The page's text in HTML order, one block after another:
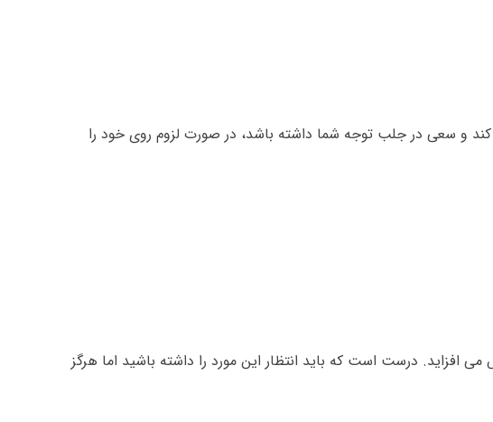
و سعی در جلب توجه شما داشته باشد، در صورت لزوم روی خود را
افزاید. درست است که باید انتظار این مورد را داشته باشید اما هرگز